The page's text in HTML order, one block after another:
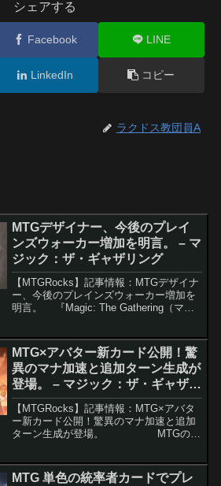
シェアする
Facebook LINE
LinkedIn コピー
ラクドス教団員A
MTGデザイナー、今後のプレイ
ンズウォーカー増加を明言。 – マ
ジック：ザ・ギャザリング
【MTGRocks】記事情報：MTGデザイナ
ー、今後のプレインズウォーカー増加を
明言。 『Magic: The Gathering（マジ
Beyond」は、...
MTG×アバター新カード公開！驚
異のマナ加速と追加ターン生成が
登場。 – マジック：ザ・ギャザリ
ング
【MTGRocks】記事情報：MTG×アバタ
ー新カード公開！驚異のマナ加速と追加
ターン生成が登場。 MTGの
イラーが本格的に始まり...
MTG 単色の統率者カードでプレ